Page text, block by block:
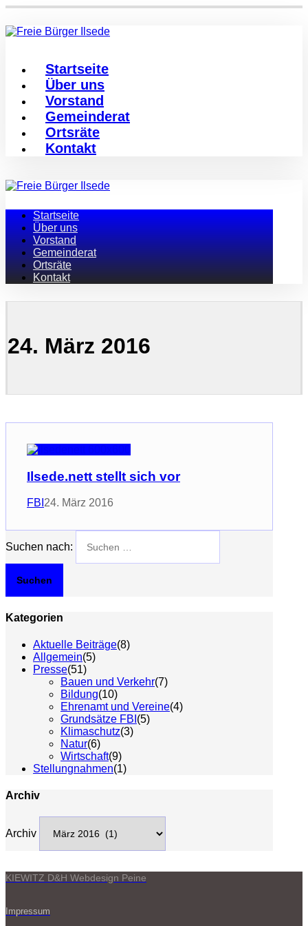
Startseite
Über uns
Vorstand
Gemeinderat
Ortsräte
Kontakt
Startseite
Über uns
Vorstand
Gemeinderat
Ortsräte
Kontakt
24. März 2016
Ilsede.nett stellt sich vor
FBI 24. März 2016
Suchen nach:
Kategorien
Aktuelle Beiträge(8)
Allgemein(5)
Presse(51)
Bauen und Verkehr(7)
Bildung(10)
Ehrenamt und Vereine(4)
Grundsätze FBI (5)
Klimaschutz(3)
Natur(6)
Wirtschaft(9)
Stellungnahmen(1)
Archiv
Archiv
KIEWITZ D&H Webdesign Peine
Impressum